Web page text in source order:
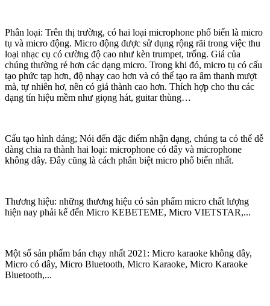
Phân loại: Trên thị trường, có hai loại microphone phổ biến là micro
tụ và micro động. Micro động được sử dụng rộng rãi trong việc thu
loại nhạc cụ có cường độ cao như kèn trumpet, trống. Giá của
chúng thường rẻ hơn các dạng micro. Trong khi đó, micro tụ có cấu
tạo phức tạp hơn, độ nhạy cao hơn và có thể tạo ra âm thanh mượt
mà, tự nhiên hơ, nên có giá thành cao hơn. Thích hợp cho thu các
dạng tín hiệu mềm như giọng hát, guitar thùng…
Cấu tạo hình dáng; Nói đến đặc điểm nhận dạng, chúng ta có thể dễ
dàng chia ra thành hai loại: microphone có dây và microphone
không dây. Đây cũng là cách phân biệt micro phổ biến nhất.
Thương hiệu: những thương hiệu có sản phẩm micro chất lượng
hiện nay phải kể đến Micro KEBETEME, Micro VIETSTAR,...
Một số sản phẩm bán chạy nhất 2021: Micro karaoke không dây,
Micro có dây, Micro Bluetooth, Micro Karaoke, Micro Karaoke
Bluetooth,...